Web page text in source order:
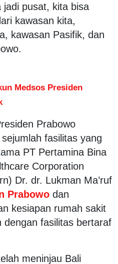
jadi pusat, kita bisa
kawasan kita,
kawasan Pasifik, dan
Medsos Presiden
Prabowo
fasilitas yang
PT Pertamina Bina
Corporation
Dr. dr. Lukman Ma’ruf
Prabowo dan
kesiapan rumah sakit
dengan fasilitas bertaraf
meninjau Bali